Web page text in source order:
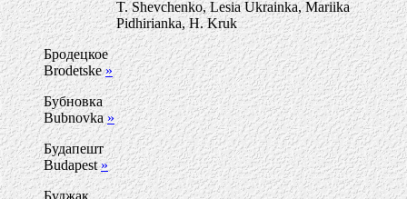
T. Shevchenko, Lesia Ukrainka, Mariika
Pidhirianka, H. Kruk
Бродецкое
Brodetske»
Бубновка
Bubnovka»
Будапешт
Budapest»
Буджак